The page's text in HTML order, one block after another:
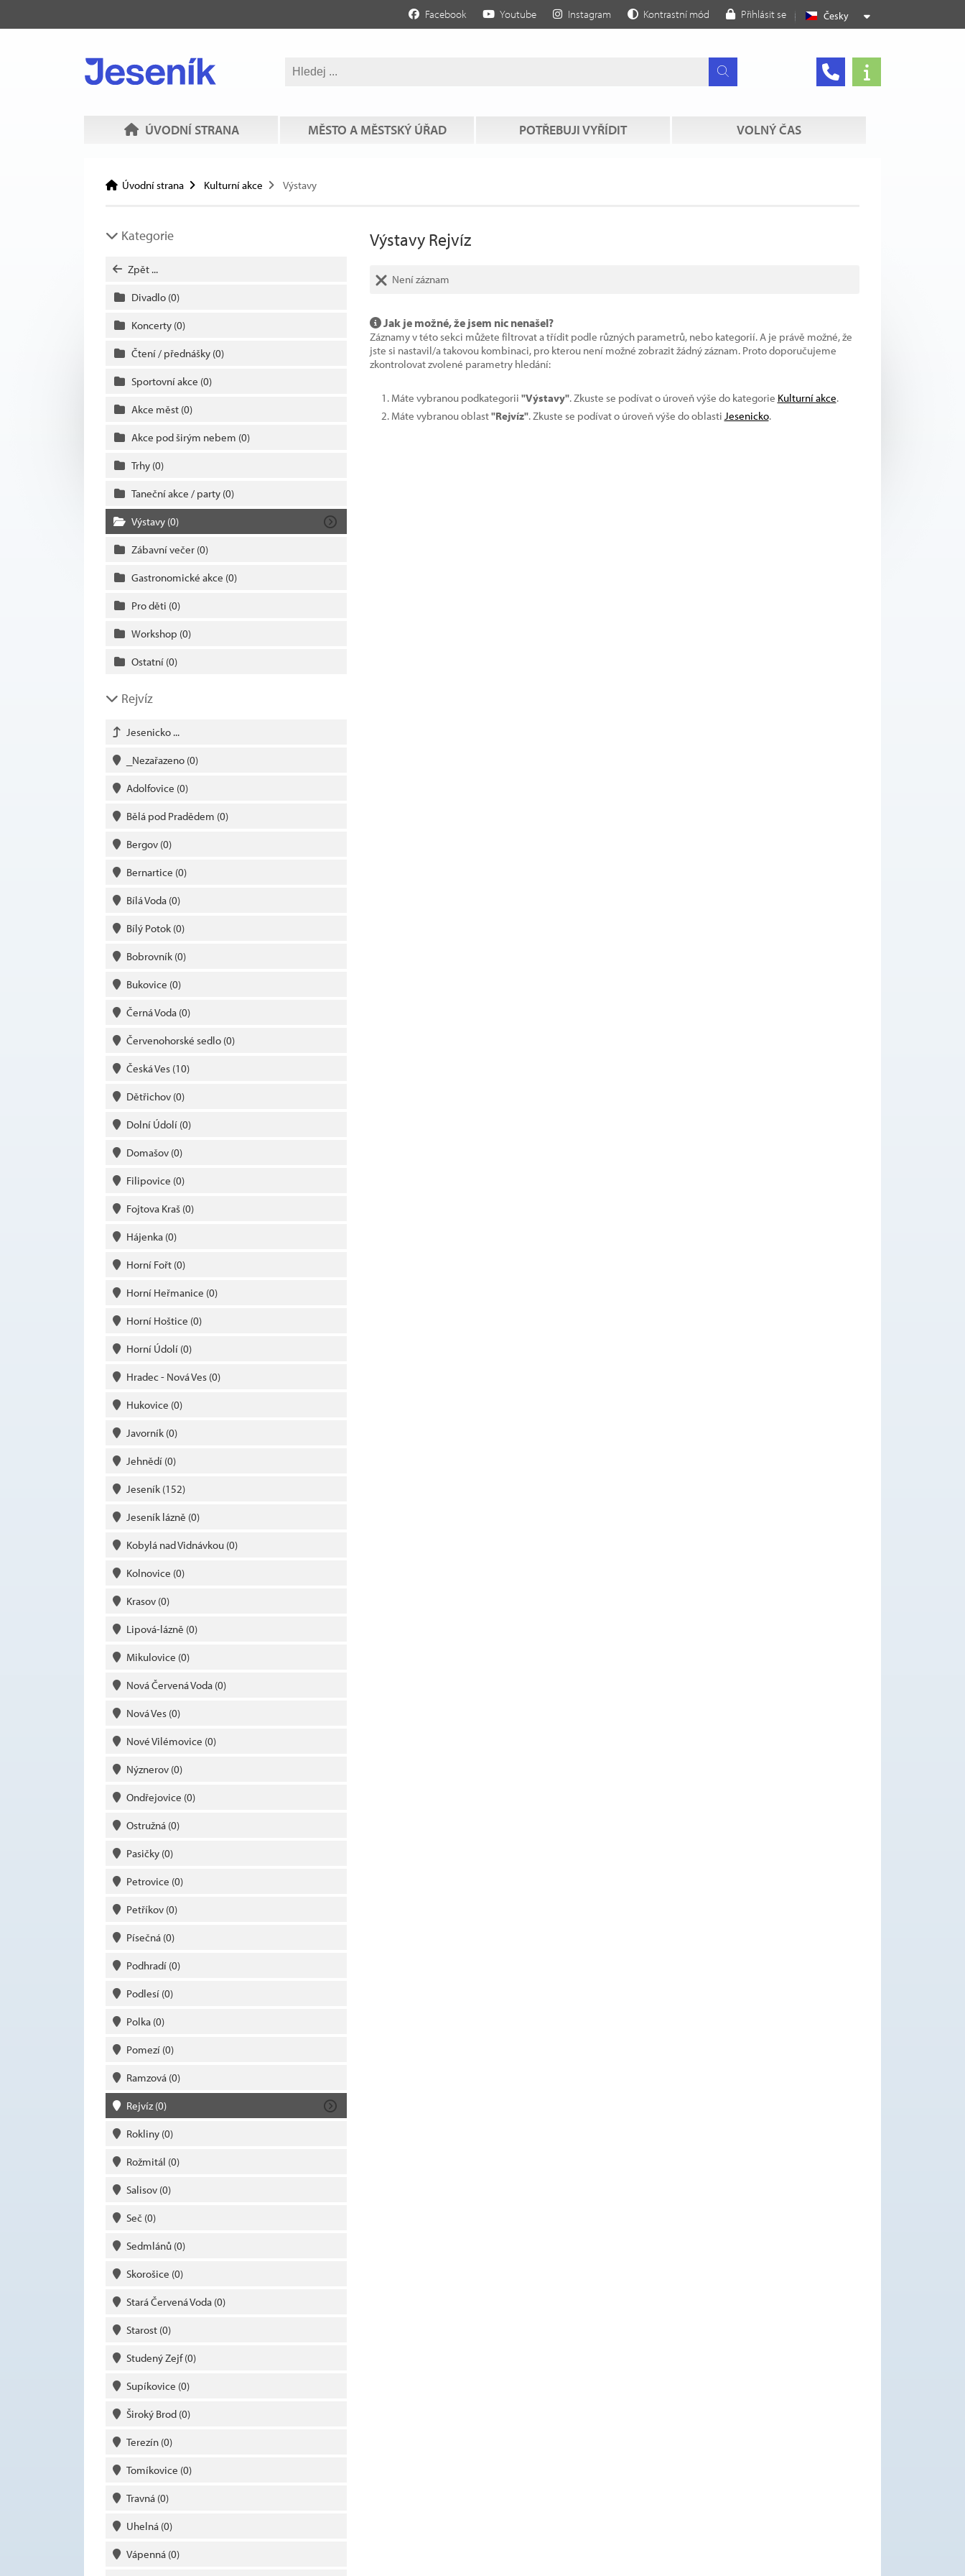
Česky
Facebook Youtube Instagram Kontrastní mód Přihlásit se
ÚVODNÍ STRANA MĚSTO A MĚSTSKÝ ÚŘAD POTŘEBUJI VYŘÍDIT VOLNÝ ČAS
Úvodní strana Kulturní akce Výstavy
Kategorie
Zpět ...
Divadlo (0)
Koncerty (0)
Čtení / přednášky (0)
Sportovní akce (0)
Akce měst (0)
Akce pod širým nebem (0)
Trhy (0)
Taneční akce / party (0)
Výstavy (0)
Zábavní večer (0)
Gastronomické akce (0)
Pro děti (0)
Workshop (0)
Ostatní (0)
Rejvíz
Jesenicko ...
_Nezařazeno (0)
Adolfovice (0)
Bělá pod Pradědem (0)
Bergov (0)
Bernartice (0)
Bílá Voda (0)
Bílý Potok (0)
Bobrovník (0)
Bukovice (0)
Černá Voda (0)
Červenohorské sedlo (0)
Česká Ves (10)
Dětřichov (0)
Dolní Údolí (0)
Domašov (0)
Filipovice (0)
Fojtova Kraš (0)
Hájenka (0)
Horní Fořt (0)
Horní Heřmanice (0)
Horní Hoštice (0)
Horní Údolí (0)
Hradec - Nová Ves (0)
Hukovice (0)
Javorník (0)
Jehnědí (0)
Jeseník (152)
Jeseník lázně (0)
Kobylá nad Vidnávkou (0)
Kolnovice (0)
Krasov (0)
Lipová-lázně (0)
Mikulovice (0)
Nová Červená Voda (0)
Nová Ves (0)
Nové Vilémovice (0)
Nýznerov (0)
Ondřejovice (0)
Ostružná (0)
Pasičky (0)
Petrovice (0)
Petříkov (0)
Písečná (0)
Podhradí (0)
Podlesí (0)
Polka (0)
Pomezí (0)
Ramzová (0)
Rejvíz(0)
Rokliny (0)
Rožmitál (0)
Salisov (0)
Seč (0)
Sedmlánů (0)
Skorošice (0)
Stará Červená Voda (0)
Starost (0)
Studený Zejf(0)
Supíkovice (0)
Široký Brod (0)
Terezín (0)
Tomíkovice (0)
Travná (0)
Uhelná (0)
Vápenná (0)
Výstavy Rejvíz
Není záznam
Jak je možné, že jsem nic nenašel?
Záznamy v této sekci můžete filtrovat a třídit podle různých parametrů, nebo kategorií. A je právě možné, že
jste si nastavil/a takovou kombinaci, pro kterou není možné zobrazit žádný záznam. Proto doporučujeme
zkontrolovat zvolené parametry hledání:
Máte vybranou podkategorii "Výstavy". Zkuste se podívat o úroveň výše do kategorie Kulturní akce.
Máte vybranou oblast"Rejvíz". Zkuste se podívat o úroveň výše do oblasti Jesenicko.